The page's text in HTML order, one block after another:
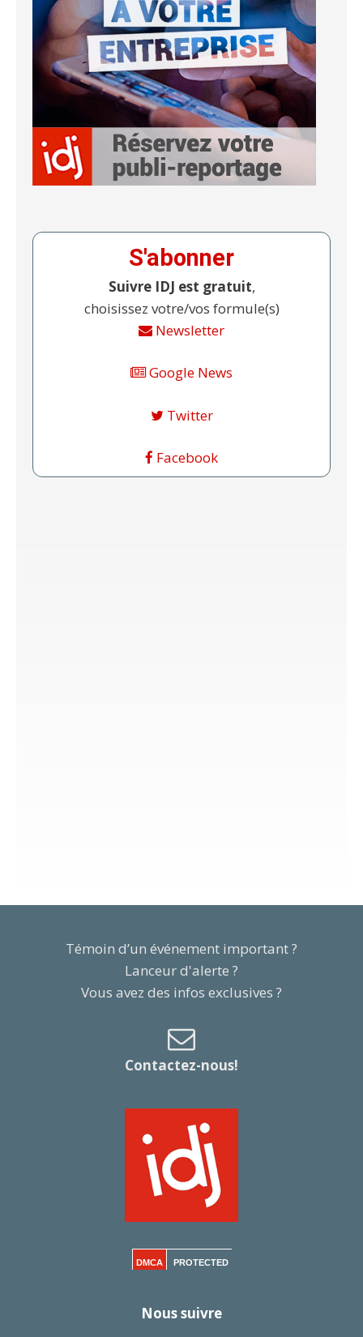
S'abonner
Suivre IDJ est gratuit,
choisissez votre/vos formule(s)
Newsletter
Google News
Twitter
Facebook
Témoin d’un événement important ?
Lanceur d'alerte ?
Vous avez des infos exclusives ?
Contactez-nous!
DMCA PROTECTED
Nous suivre